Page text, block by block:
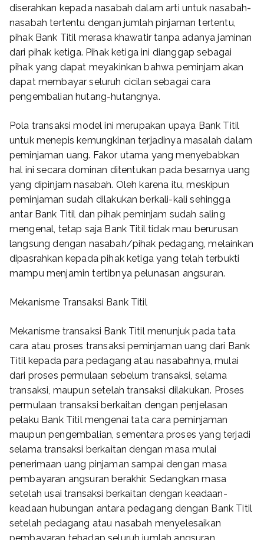
diserahkan kepada nasabah dalam arti untuk nasabah-
nasabah tertentu dengan jumlah pinjaman tertentu,
pihak Bank Titil merasa khawatir tanpa adanya jaminan
dari pihak ketiga. Pihak ketiga ini dianggap sebagai
pihak yang dapat meyakinkan bahwa peminjam akan
dapat membayar seluruh cicilan sebagai cara
pengembalian hutang-hutangnya.
Pola transaksi model ini merupakan upaya Bank Titil
untuk menepis kemungkinan terjadinya masalah dalam
peminjaman uang. Fakor utama yang menyebabkan
hal ini secara dominan ditentukan pada besarnya uang
yang dipinjam nasabah. Oleh karena itu, meskipun
peminjaman sudah dilakukan berkali-kali sehingga
antar Bank Titil dan pihak peminjam sudah saling
mengenal, tetap saja Bank Titil tidak mau berurusan
langsung dengan nasabah/pihak pedagang, melainkan
dipasrahkan kepada pihak ketiga yang telah terbukti
mampu menjamin tertibnya pelunasan angsuran.
Mekanisme Transaksi Bank Titil
Mekanisme transaksi Bank Titil menunjuk pada tata
cara atau proses transaksi peminjaman uang dari Bank
Titil kepada para pedagang atau nasabahnya, mulai
dari proses permulaan sebelum transaksi, selama
transaksi, maupun setelah transaksi dilakukan. Proses
permulaan transaksi berkaitan dengan penjelasan
pelaku Bank Titil mengenai tata cara peminjaman
maupun pengembalian, sementara proses yang terjadi
selama transaksi berkaitan dengan masa mulai
penerimaan uang pinjaman sampai dengan masa
pembayaran angsuran berakhir. Sedangkan masa
setelah usai transaksi berkaitan dengan keadaan-
keadaan hubungan antara pedagang dengan Bank Titil
setelah pedagang atau nasabah menyelesaikan